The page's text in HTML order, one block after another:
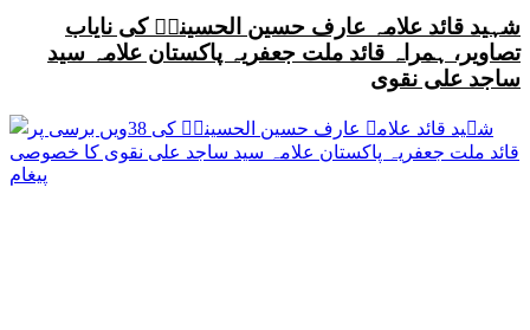
شہید قائد علامہ عارف حسین الحسینیؒ کی نایاب
تصاویر، ہمراہ قائد ملت جعفریہ پاکستان علامہ سید
ساجد علی نقوی